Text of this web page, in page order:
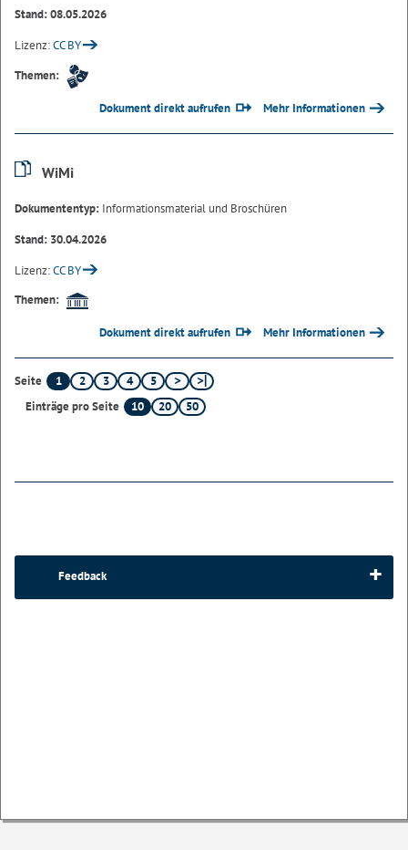
Stand: 08.05.2026
Lizenz:CC BY
Themen:
Dokument direkt aufrufen Mehr Informationen
WiMi
Dokumententyp: Informationsmaterial und Broschüren
Stand: 30.04.2026
Lizenz:CC BY
Themen:
Dokument direkt aufrufen Mehr Informationen
Seite 1 2 3 4
5
Einträge pro Seite
10 20 50
Feedback